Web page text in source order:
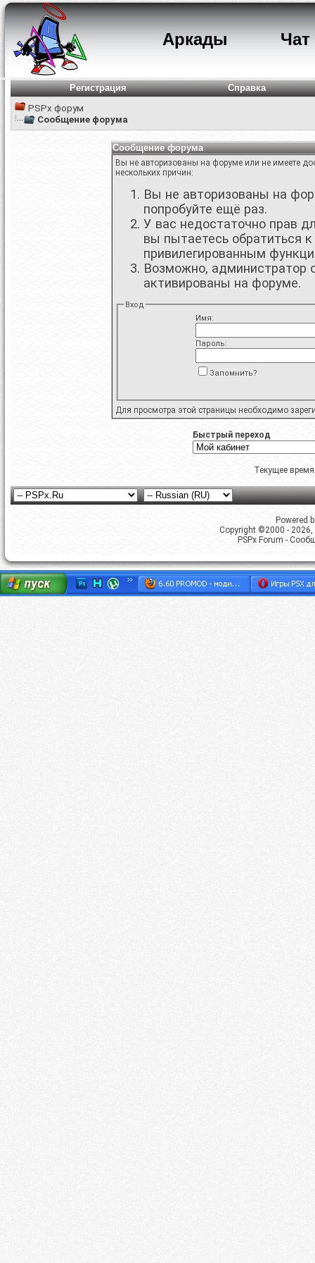
Аркады Чат
Регистрация
Справка
PSPx форум
Сообщение форума
Сообщение форума
Вы не авторизованы на форуме или не имеете
нескольких причин:
Вы не авторизованы на
попробуйте ещё раз.
У вас недостаточно прав
вы пытаетесь обратиться
привилегированным
Возможно, администратор
активированы на форуме.
Вход
Имя:
Пароль:
Запомнить?
Для просмотра этой страницы необходимо
Быстрый переход
Текущее
Powered
Copyright ©2000 -
PSPx Forum -